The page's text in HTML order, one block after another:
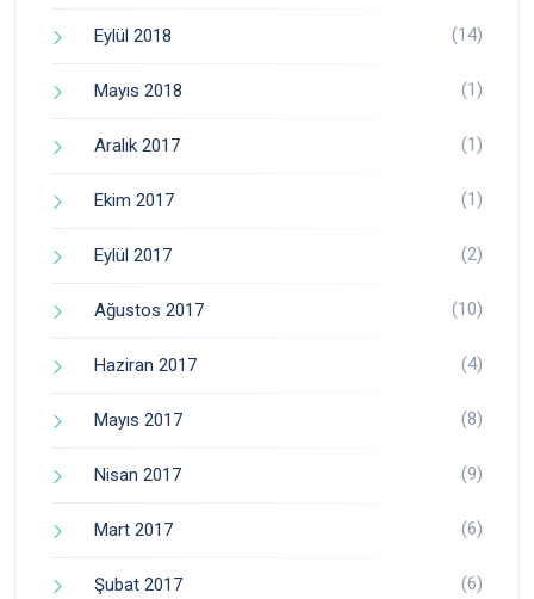
Eylül 2018 (14)
Mayıs 2018 (1)
Aralık 2017 (1)
Ekim 2017 (1)
Eylül 2017 (2)
Ağustos 2017 (10)
Haziran 2017 (4)
Mayıs 2017 (8)
Nisan 2017 (9)
Mart 2017 (6)
Şubat 2017 (6)